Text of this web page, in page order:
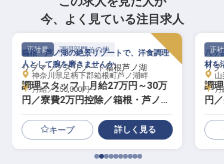
今、よく見ている注目求人
正社員 調理部門その他
リブマックスリゾート箱根芦ノ湖
調理スタッフ｜月給27万円～30万
円／寮費2万円控除／箱根・芦ノ湖
の絶景／洋食経験者歓迎
箱根・芦ノ湖の絶景リゾートで、洋食調理
人として腕を磨きませんか
神奈川県足柄下郡箱根町芦ノ湖畔
月給／250,000円～
キープ 詳しく見る
正社
リブ
調
円
リ
八ヶ
材を
月